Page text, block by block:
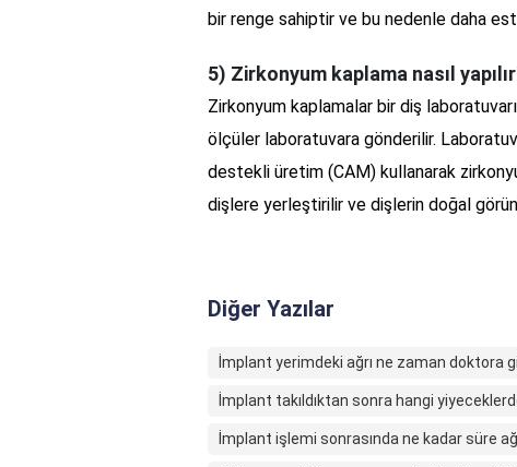
bir renge sahiptir ve bu nedenle daha
5) Zirkonyum kaplama nasıl
Zirkonyum kaplamalar bir diş
ölçüler laboratuvara gönderilir.
destekli üretim (CAM) kullanarak
dişlere yerleştirilir ve dişlerin doğal
Diğer Yazılar
İmplant yerimdeki ağrı ne zaman doktora
İmplant takıldıktan sonra hangi
İmplant işlemi sonrasında ne kadar süre